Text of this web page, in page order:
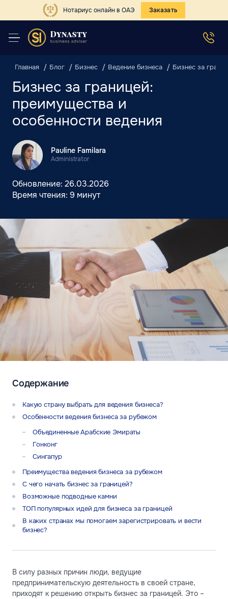
Нотариус онлайн в ОАЭ Заказать
Главная Блог Бизнес Ведение бизнеса Бизнес за
Бизнес за границей:
преимущества и
особенности ведения
Pauline Familara
Administrator
Обновление: 26.03.2026
Время чтения: 9 минут
Содержание
Какую страну выбрать для ведения бизнеса?
Особенности ведения бизнеса за рубежом
Объединенные Арабские Эмираты
Гонконг
Сингапур
Преимущества ведения бизнеса за рубежом
С чего начать бизнес за границей?
Возможные подводные камни
ТОП популярных идей для бизнеса за границей
В каких странах мы помогаем зарегистрировать и вести
бизнес?
В силу разных причин люди, ведущие
предпринимательскую деятельность в своей стране,
приходят к решению открыть бизнес за границей. Это –